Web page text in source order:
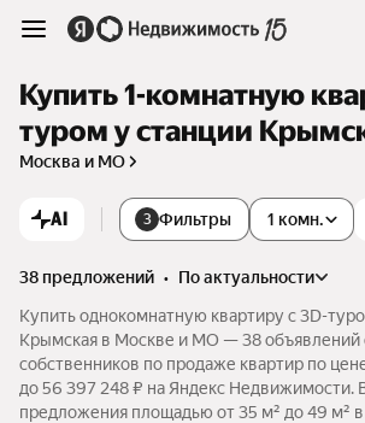
Купить 1-комнатную
туром у станции
Москва и МО
AI 3 Фильтры 1 комн.
38 предложений •
по актуальности
Купить однокомнатную квартиру c 3D-
Крымская в Москве и МО — 38 объявлений
собственников по продаже квартир по
до 56 397 248 ₽ на Яндекс Недвижимости.
предложения площадью от 35 м² до 49 м² в